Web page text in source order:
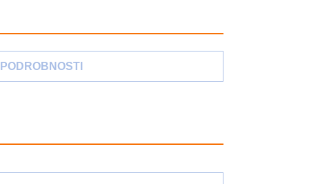
PODROBNOSTI